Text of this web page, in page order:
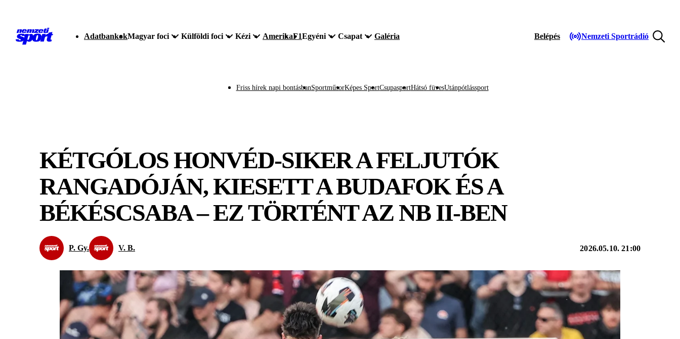
AdatbankokMagyar foci Külföldi foci Kézi AmerikaF1Egyéni Csapat Galéria Belépés Nemzeti Sportrádió
Friss hírek napi bontásbanSportműsorKépes SportCsupasportHátsó füvesUtánpótlássport
KÉTGÓLOS HONVÉD-SIKER A FELJUTÓK
RANGADÓJÁN, KIESETT A BUDAFOK ÉS A
BÉKÉSCSABA – EZ TÖRTÉNT AZ NB II-BEN
P. Gy. V. B. 2026.05.10. 21:00